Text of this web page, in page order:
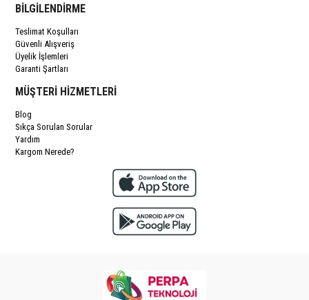
BİLGİLENDİRME
Teslimat Koşulları
Güvenli Alışveriş
Üyelik İşlemleri
Garanti Şartları
MÜŞTERİ HİZMETLERİ
Blog
Sıkça Sorulan Sorular
Yardım
Kargom Nerede?